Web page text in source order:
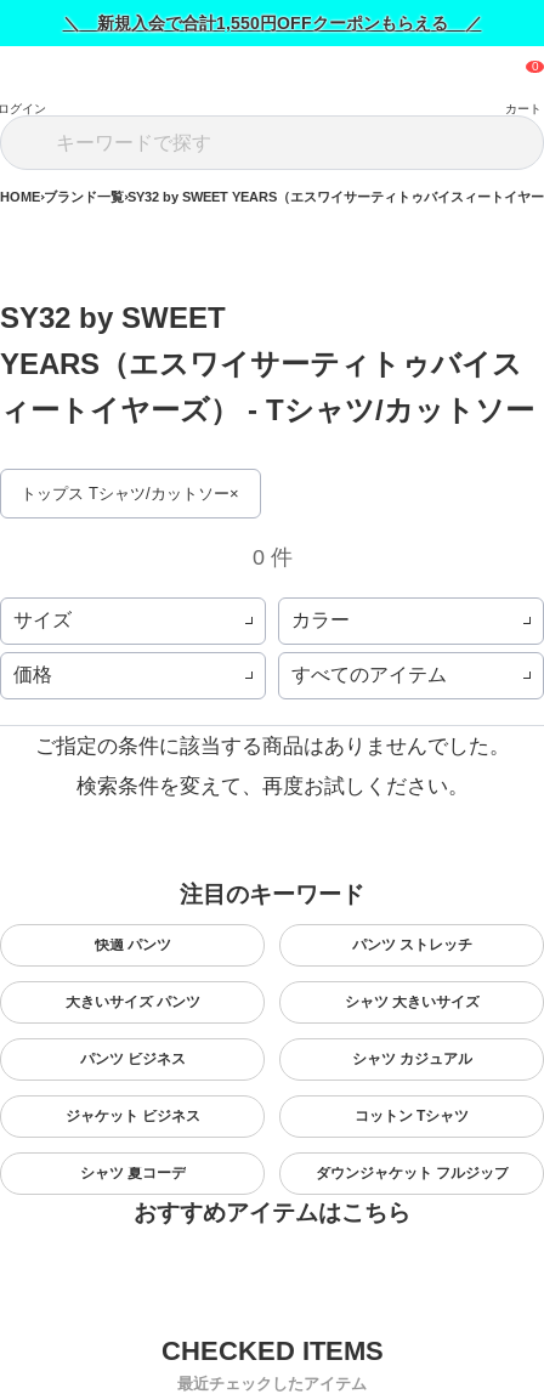
＼ 新規入会で合計1,550円OFFクーポンもらえる ／
グイン カート
HOME ブランド一覧 SY32 by SWEET YEARS（エスワイサーティトゥバイスィートイヤ
SY32 by SWEET
YEARS（エスワイサーティトゥバイス
ィートイヤーズ） - Tシャツ/カットソー
トップス Tシャツ/カットソー
0 件
サイズ カラー
価格 すべてのアイテム
ご指定の条件に該当する商品はありませんでした。
検索条件を変えて、再度お試しください。
注目のキーワード
快適 パンツ パンツ ストレッチ
大きいサイズ パンツ シャツ 大きいサイズ
パンツ ビジネス シャツ カジュアル
ジャケット ビジネス コットン Tシャツ
シャツ 夏コーデ ダウンジャケット フルジップ
おすすめアイテムはこちら
最近チェックしたアイテム